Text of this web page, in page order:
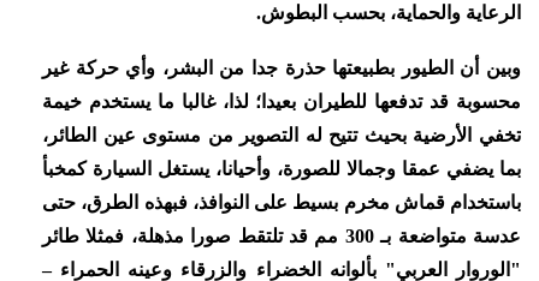
الرعاية والحماية، بحسب البطوش.
وبين أن الطيور بطبيعتها حذرة جدا من البشر، وأي حركة غير
محسوبة قد تدفعها للطيران بعيدا؛ لذا، غالبا ما يستخدم خيمة
تخفي الأرضية بحيث تتيح له التصوير من مستوى عين الطائر،
بما يضفي عمقا وجمالا للصورة، وأحيانا، يستغل السيارة كمخبأ
باستخدام قماش مخرم بسيط على النوافذ، فبهذه الطرق، حتى
عدسة متواضعة بـ 300 مم قد تلتقط صورا مذهلة، فمثلا طائر
"الوروار العربي" بألوانه الخضراء والزرقاء وعينه الحمراء –